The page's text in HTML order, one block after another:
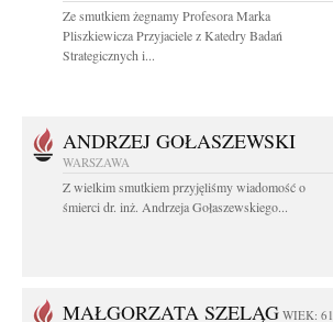
Ze smutkiem żegnamy Profesora Marka
Pliszkiewicza Przyjaciele z Katedry Badań
Strategicznych i...
ANDRZEJ GOŁASZEWSKI
WARSZAWA
Z wielkim smutkiem przyjęliśmy wiadomość o
śmierci dr. inż. Andrzeja Gołaszewskiego...
MAŁGORZATA SZELĄG WIEK: 61